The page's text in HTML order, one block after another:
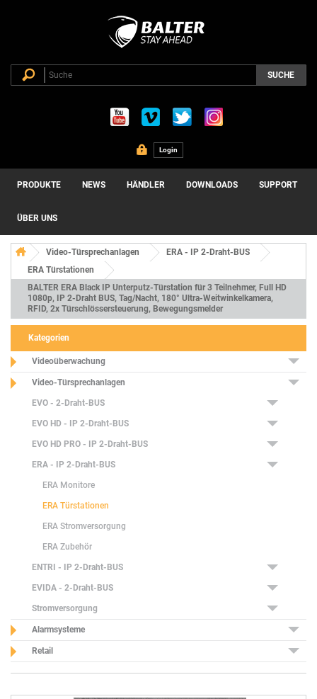
SUCHE
Login
PRODUKTE NEWS HÄNDLER DOWNLOADS SUPPORT
ÜBER UNS
Video-Türsprechanlagen
ERA - IP 2-Draht-BUS
ERA Türstationen
BALTER ERA Black IP Unterputz-Türstation für 3 Teilnehmer, Full HD
1080p, IP 2-Draht BUS, Tag/Nacht, 180° Ultra-Weitwinkelkamera,
RFID, 2x Türschlössersteuerung, Bewegungsmelder
Kategorien
Videoüberwachung
Video-Türsprechanlagen
EVO - 2-Draht-BUS
EVO HD - IP 2-Draht-BUS
EVO HD PRO - IP 2-Draht-BUS
ERA - IP 2-Draht-BUS
ERA Monitore
ERA Türstationen
ERA Stromversorgung
ERA Zubehör
ENTRI - IP 2-Draht-BUS
EVIDA - 2-Draht-BUS
Stromversorgung
Alarmsysteme
Retail